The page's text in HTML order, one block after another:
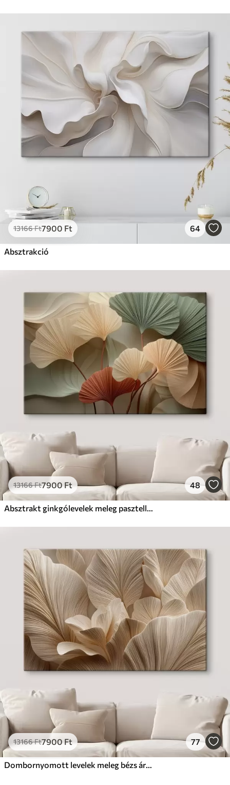
13166Ft7900 Ft 64
Absztrakció
13166Ft7900Ft 48
Absztrakt ginkgólevelek meleg pasztell színekben
13166Ft7900 Ft 77
Dombornyomott levelek meleg bézs árnyalatokban